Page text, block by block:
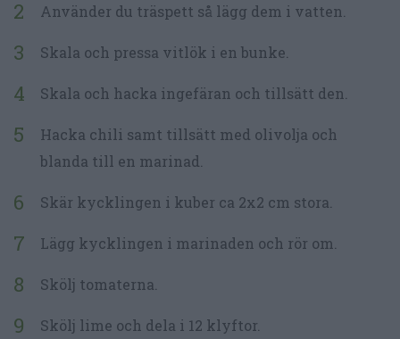
Använder du träspett så lägg dem i vatten.
Skala och pressa vitlök i en bunke.
Skala och hacka ingefäran och tillsätt den.
Hacka chili samt tillsätt med olivolja och
blanda till en marinad.
Skär kycklingen i kuber ca 2x2 cm stora.
Lägg kycklingen i marinaden och rör om.
Skölj tomaterna.
Skölj lime och dela i 12 klyftor.